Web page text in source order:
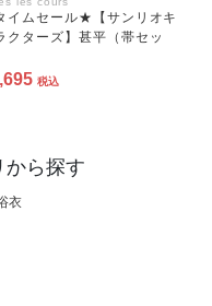
イムセール★【サンリオキ
クターズ】甚平（帯セッ
税込
から探す
衣